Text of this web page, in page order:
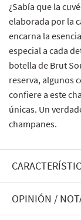
¿Sabía que la
elaborada por la
encarna la
especial a cada
botella de Brut
reserva, algunos
confiere a este
únicas. Un
champanes.
OPINIÓN /